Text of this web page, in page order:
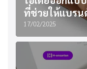
ที่ช่วยให้แบร
17/02/2025